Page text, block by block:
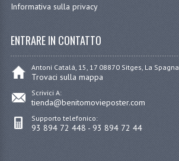
Informativa sulla privacy
ENTRARE IN CONTATTO
Antoni Catalá, 15, 17 08870 Sitges, La Spagna
Trovaci sulla mappa
Scrivici A:
tienda@benitomovieposter.com
Supporto telefonico:
93 894 72 448 - 93 894 72 44